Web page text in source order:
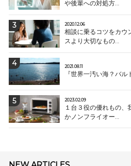
や後輩への対処方...
2020.12.06
相談に乗るコツをカウ
スより大切なもの...
2021.08.11
『世界一汚い海？バル
2023.02.09
１台３役の優れもの
かノンフライオー...